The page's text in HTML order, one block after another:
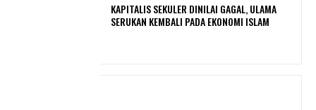
KAPITALIS SEKULER DINILAI GAGAL, ULAMA
SERUKAN KEMBALI PADA EKONOMI ISLAM